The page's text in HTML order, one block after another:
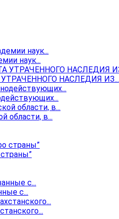
наук...
НАСЛЕДИЯ ИЗ...
области, в...
с...